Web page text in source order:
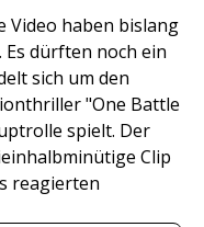
Video haben bislang
Es dürften noch ein
sich um den
"One Battle
spielt. Der
Clip
reagierten